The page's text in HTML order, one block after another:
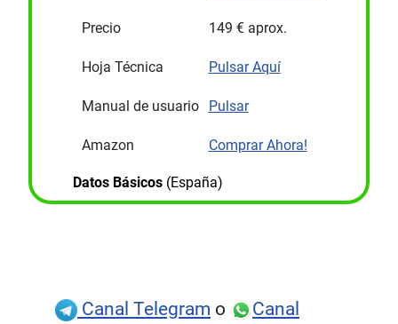
Datos Básicos (España)
Precio 149 € aprox.
Hoja Técnica Pulsar Aquí
Manual de usuario Pulsar
Amazon Comprar Ahora!
Canal Telegram o
Canal